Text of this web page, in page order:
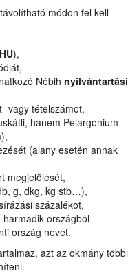
módon fel kell
HU),
Nébih nyilvántartási
vagy tételszámot,
hanem Pelargonium
(alany esetén annak
megjelölését,
g, dkg, kg stb…),
százalékot,
országból
ország nevét.
azt az okmány többi